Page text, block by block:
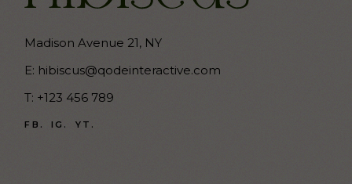
Madison Avenue 21, NY
E: hibiscus@qodeinteractive.com
T: +123 456 789
FB. IG. YT.